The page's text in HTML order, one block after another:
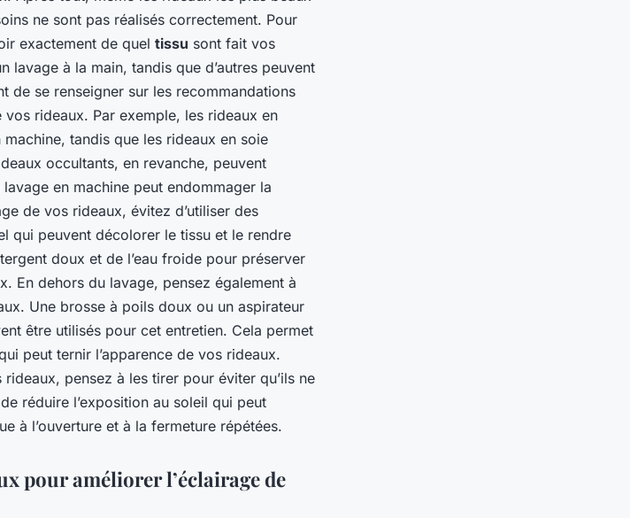
ne sont pas réalisés correctement. Pour
exactement de quel tissu sont fait vos
lavage à la main, tandis que d’autres peuvent
de se renseigner sur les recommandations
rideaux. Par exemple, les rideaux en
tandis que les rideaux en soie
occultants, en revanche, peuvent
en machine peut endommager la
de vos rideaux, évitez d’utiliser des
qui peuvent décolorer le tissu et le rendre
doux et de l’eau froide pour préserver
En dehors du lavage, pensez également à
Une brosse à poils doux ou un aspirateur
être utilisés pour cet entretien. Cela permet
peut ternir l’apparence de vos rideaux.
pensez à les tirer pour éviter qu’ils ne
réduire l’exposition au soleil qui peut
à l’ouverture et à la fermeture répétées.
pour améliorer l’éclairage de